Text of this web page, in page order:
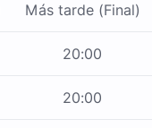
Más tarde (Final)
20:00
20:00